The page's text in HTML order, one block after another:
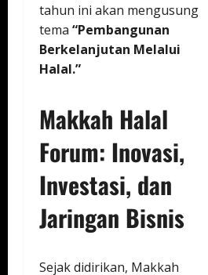
tahun ini akan mengusung
tema “Pembangunan
Berkelanjutan Melalui
Halal.”
Makkah Halal
Forum: Inovasi,
Investasi, dan
Jaringan Bisnis
Sejak didirikan, Makkah